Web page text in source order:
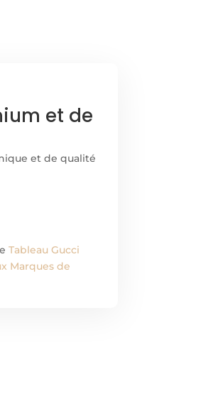
et de
et de qualité
Tableau Gucci
Marques de